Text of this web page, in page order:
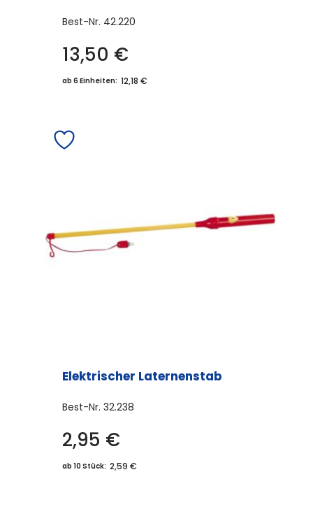
Best-Nr. 42.220
13,50 €
ab 6 Einheiten: 12,18 €
Elektrischer Laternenstab
Best-Nr. 32.238
2,95 €
ab 10 Stück: 2,59 €